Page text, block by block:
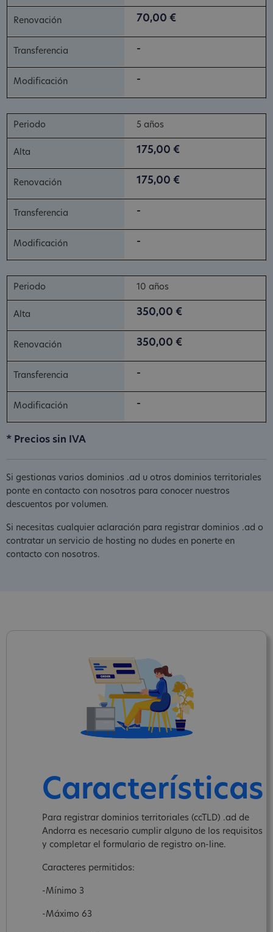
70,00 €
-
-
5 años
175,00 €
175,00 €
-
-
10 años
350,00 €
350,00 €
-
-
* Precios sin IVA
Si gestionas varios dominios .ad u otros dominios territoriales
ponte en contacto con nosotros para conocer nuestros
descuentos por volumen.
Si necesitas cualquier aclaración para registrar dominios .ad o
contratar un servicio de hosting no dudes en ponerte en
contacto con nosotros.
Características
Para registrar dominios territoriales (ccTLD) .ad de
Andorra es necesario cumplir alguno de los requisitos
y completar el formulario de registro on-line.
Caracteres permitidos:
-Mínimo 3
-Máximo 63